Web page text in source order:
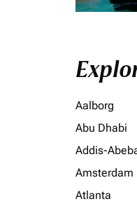
Aalborg
Abu Dhabi
Addis-
Amsterdam
Atlanta